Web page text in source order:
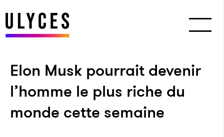
Elon Musk pourrait devenir
l’homme le plus riche du
monde cette semaine